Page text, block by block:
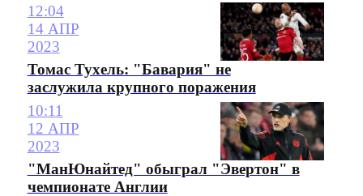
12:04
14 АПР
2023
Томас Тухель: "Бавария" не
заслужила крупного поражения
10:11
12 АПР
2023
"МанЮнайтед" обыграл "Эвертон" в
чемпионате Англии